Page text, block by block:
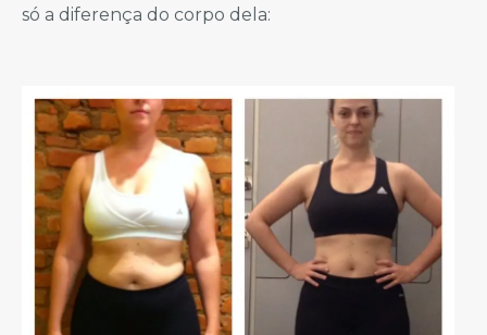
só a diferença do corpo dela: